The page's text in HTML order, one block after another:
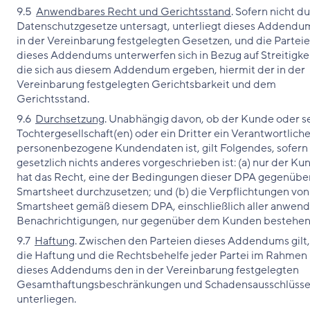
9.5 Anwendbares Recht und Gerichtsstand. Sofern nicht
Datenschutzgesetze untersagt, unterliegt dieses
in der Vereinbarung festgelegten Gesetzen, und die
dieses Addendums unterwerfen sich in Bezug auf
die sich aus diesem Addendum ergeben, hiermit der in der
Vereinbarung festgelegten Gerichtsbarkeit und dem
Gerichtsstand.
9.6 Durchsetzung. Unabhängig davon, ob der Kunde oder
Tochtergesellschaft(en) oder ein Dritter ein
personenbezogene Kundendaten ist, gilt Folgendes, sofern
gesetzlich nichts anderes vorgeschrieben ist: (a) nur der
hat das Recht, eine der Bedingungen dieser DPA
Smartsheet durchzusetzen; und (b) die Verpflichtungen von
Smartsheet gemäß diesem DPA, einschließlich aller
Benachrichtigungen, nur gegenüber dem Kunden
9.7 Haftung. Zwischen den Parteien dieses Addendums
die Haftung und die Rechtsbehelfe jeder Partei im Rahmen
dieses Addendums den in der Vereinbarung festgelegten
Gesamthaftungsbeschränkungen und
unterliegen.